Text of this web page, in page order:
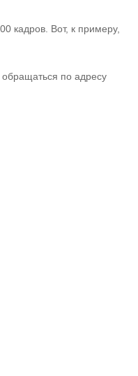
кадров. Вот, к примеру,
по адресу